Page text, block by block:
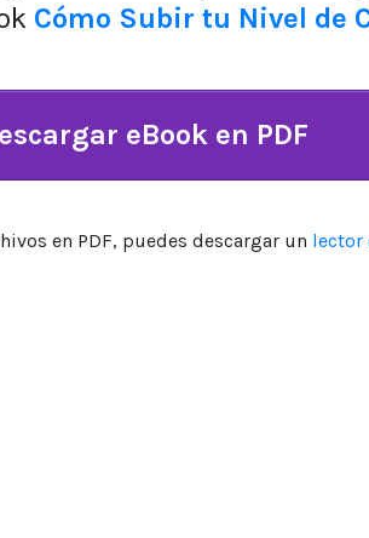
Cómo Subir tu Nivel de
eBook en PDF
en PDF, puedes descargar un lector